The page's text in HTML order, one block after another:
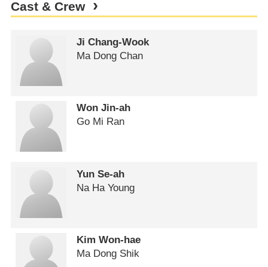
Cast & Crew
Ji Chang-Wook
Ma Dong Chan
Won Jin-ah
Go Mi Ran
Yun Se-ah
Na Ha Young
Kim Won-hae
Ma Dong Shik